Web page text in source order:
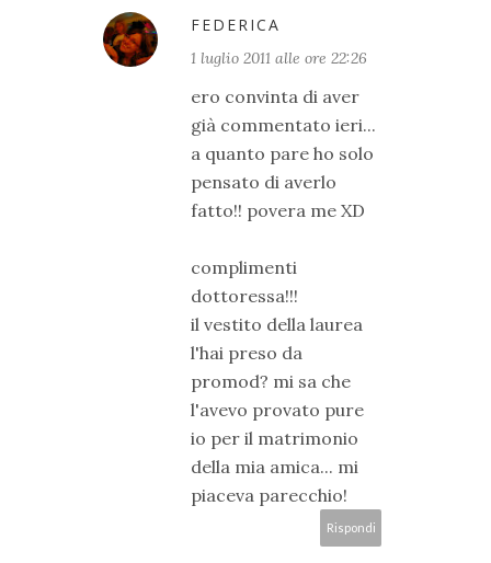
FEDERICA
1 luglio 2011 alle ore 22:26
ero convinta di aver
già commentato ieri...
a quanto pare ho solo
pensato di averlo
fatto!! povera me XD
complimenti
dottoressa!!!
il vestito della laurea
l'hai preso da
promod? mi sa che
l'avevo provato pure
io per il matrimonio
della mia amica... mi
piaceva parecchio!
Rispondi